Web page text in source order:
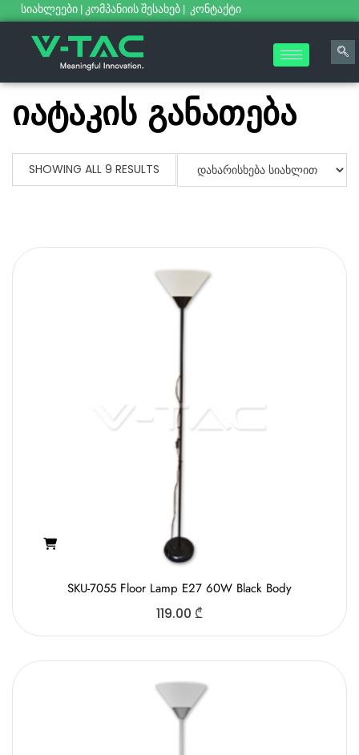
სიახლეები | კომპანიის შესახებ | კონტაქტი
იატაკის განათება
SHOWING ALL 9 RESULTS
SKU-7055 Floor Lamp E27 60W Black Body
119.00 ₾